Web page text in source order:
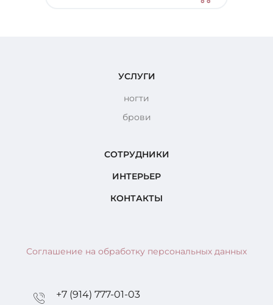
УСЛУГИ
ногти
брови
СОТРУДНИКИ
ИНТЕРЬЕР
КОНТАКТЫ
Соглашение на обработку персональных данных
+7 (914) 777-01-03